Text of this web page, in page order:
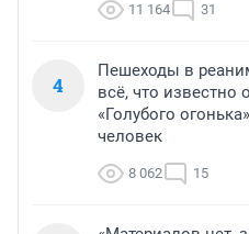
11 164 31
4
Пешеходы в
всё, что
«Голубого
человек
8 062 15